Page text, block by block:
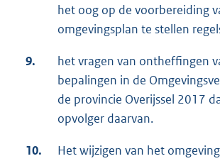
het oog op de voorbereiding
omgevingsplan te stellen
9.
het vragen van ontheffingen
bepalingen in de
de provincie Overijssel 2017
opvolger daarvan.
10.
Het wijzigen van het